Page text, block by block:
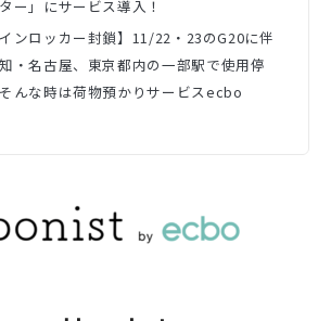
ー」にサービス導入！
インロッカー封鎖】11/22・23のG20に伴
・名古屋、東京都内の一部駅で使用停
んな時は荷物預かりサービスecbo